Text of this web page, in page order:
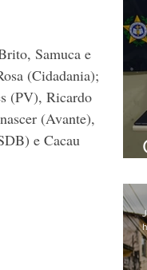
Samuca e
(Cidadania);
(PV), Ricardo
(Avante),
e Cacau